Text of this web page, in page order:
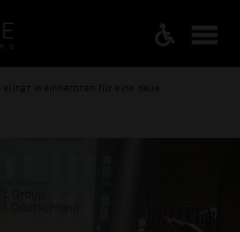
klingt Weihnachten für eine neue